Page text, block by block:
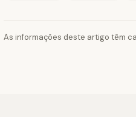
As informações deste artigo têm